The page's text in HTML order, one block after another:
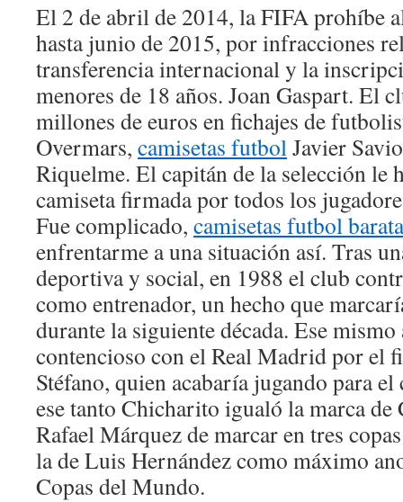
El 2 de abril de 2014, la FIFA prohíbe
hasta junio de 2015, por infracciones
transferencia internacional y la
menores de 18 años. Joan Gaspart. El
millones de euros en fichajes de
Overmars, camisetas futbolJavier
Riquelme. El capitán de la selección le
camiseta firmada por todos los
Fue complicado, camisetas futbol
enfrentarme a una situación así. Tras
deportiva y social, en 1988 el club
como entrenador, un hecho que
durante la siguiente década. Ese
contencioso con el Real Madrid por el
Stéfano, quien acabaría jugando para
ese tanto Chicharito igualó la marca
Rafael Márquez de marcar en tres
la de Luis Hernández como máximo
Copas del Mundo.